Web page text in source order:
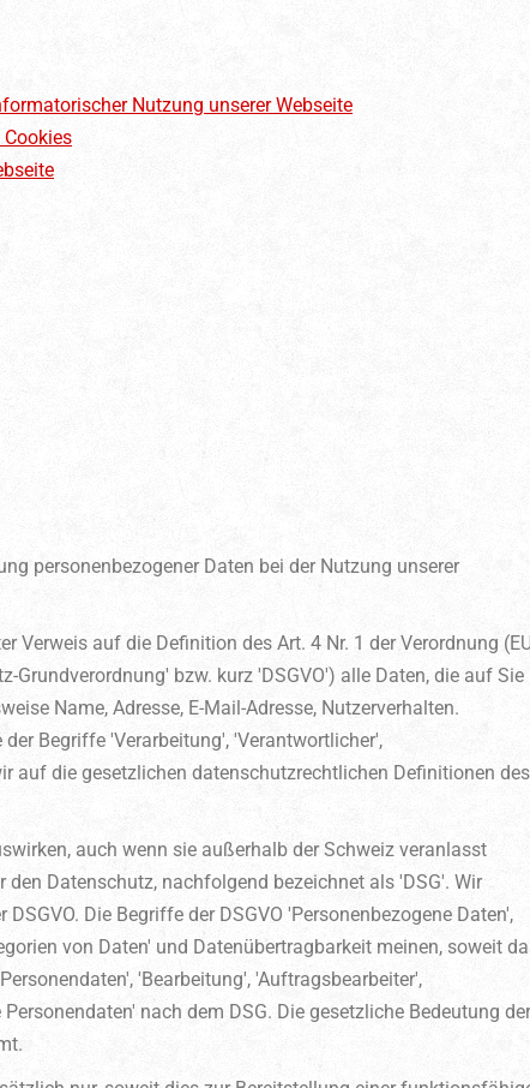
Nutzung unserer Webseite
personenbezogener Daten bei der Nutzung unserer
Verweis auf die Definition des Art. 4 Nr. 1 der Verordnung
bzw. kurz 'DSGVO') alle Daten, die auf Sie
Name, Adresse, E-Mail-Adresse, Nutzerverhalten.
Begriffe 'Verarbeitung', 'Verantwortlicher',
auf die gesetzlichen datenschutzrechtlichen Definitionen des
auch wenn sie außerhalb der Schweiz veranlasst
Datenschutz, nachfolgend bezeichnet als 'DSG'. Wir
Die Begriffe der DSGVO 'Personenbezogene Daten',
von Daten' und Datenübertragbarkeit meinen, soweit
'Bearbeitung', 'Auftragsbearbeiter',
nach dem DSG. Die gesetzliche Bedeutung der